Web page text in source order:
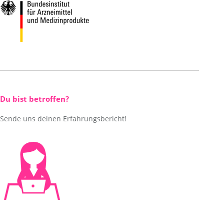
Du bist betroffen?
Sende uns deinen Erfahrungsbericht!